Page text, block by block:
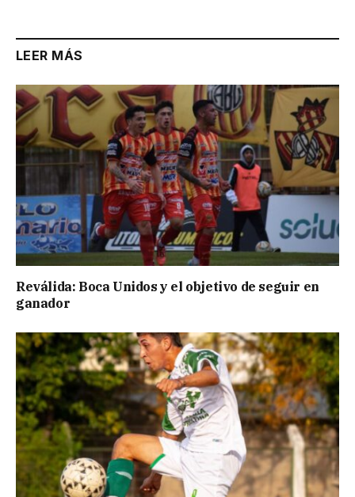
LEER MÁS
Reválida: Boca Unidos y el objetivo de seguir en
ganador